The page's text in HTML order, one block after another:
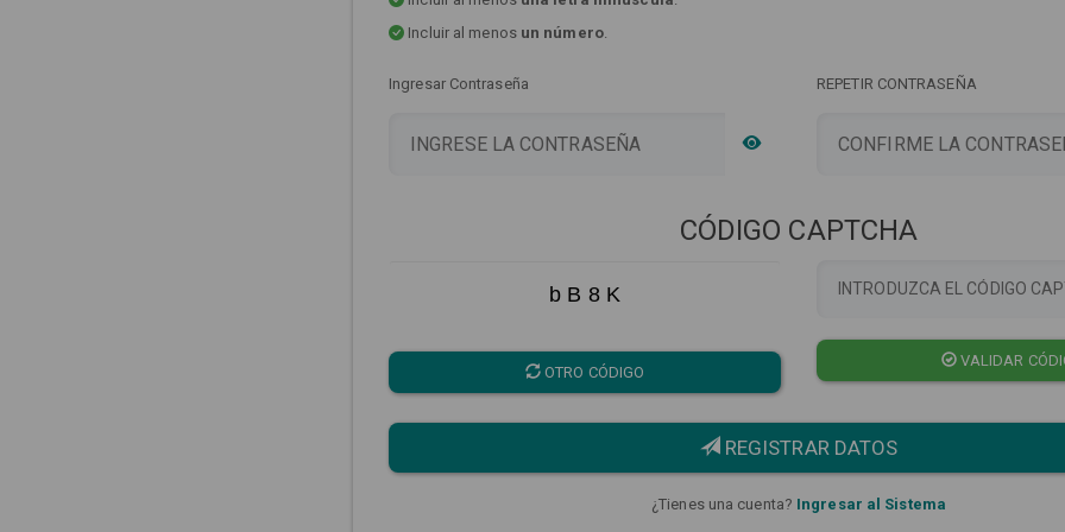
Incluir al menos un número.
Ingresar Contraseña REPETIR CONTRASEÑA
CÓDIGO CAPTCHA
b B 8 K
OTRO CÓDIGO
VALIDAR
REGISTRAR DATOS
¿Tienes una cuenta? Ingresar al Sistema